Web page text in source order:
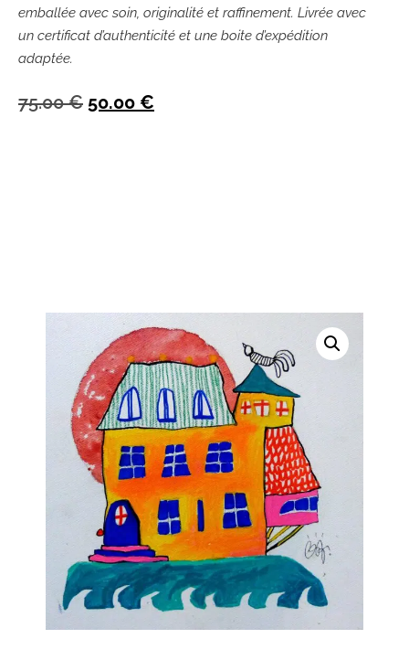
emballée avec soin, originalité et raffinement. Livrée avec
un certificat d’authenticité et une boite d’expédition
adaptée.
75.00€ 50.00 €